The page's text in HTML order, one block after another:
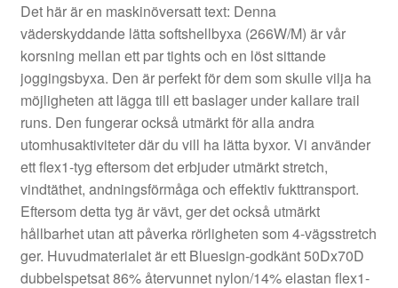
Det här är en maskinöversatt text: Denna
väderskyddande lätta softshellbyxa (266W/M) är vår
korsning mellan ett par tights och en löst sittande
joggingsbyxa. Den är perfekt för dem som skulle vilja ha
möjligheten att lägga till ett baslager under kallare trail
runs. Den fungerar också utmärkt för alla andra
utomhusaktiviteter där du vill ha lätta byxor. Vi använder
ett flex1-tyg eftersom det erbjuder utmärkt stretch,
vindtäthet, andningsförmåga och effektiv fukttransport.
Eftersom detta tyg är vävt, ger det också utmärkt
hållbarhet utan att påverka rörligheten som 4-vägsstretch
ger. Huvudmaterialet är ett Bluesign-godkänt 50Dx70D
dubbelspetsat 86% återvunnet nylon/14% elastan flex1-